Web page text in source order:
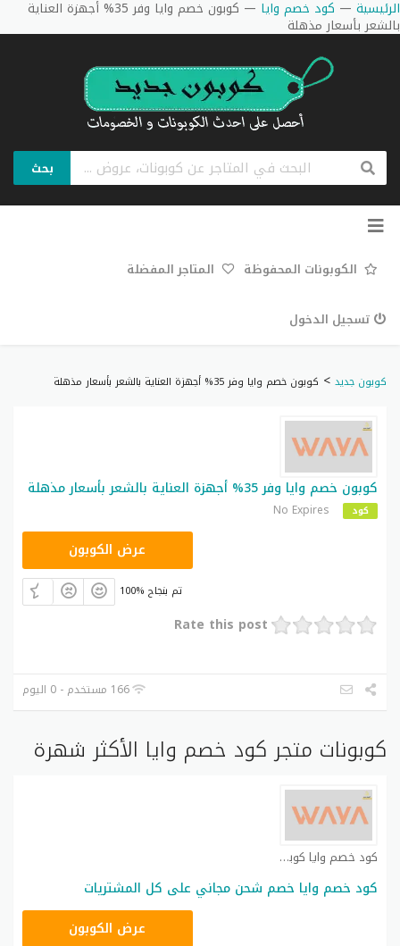
الرئيسية — كود خصم وايا — كوبون خصم وايا وفر 35% أجهزة العناية
بالشعر بأسعار مذهلة
بحث
تخطي
الكوبونات المحفوظة المتاجر المفضلة
تسجيل الدخول
كوبون جديد > كوبون خصم وايا وفر 35% أجهزة العناية بالشعر بأسعار مذهلة
كوبون خصم وايا وفر 35% أجهزة العناية بالشعر بأسعار مذهلة
كود No Expires
WAW6عرض الكوبون
100% تم بنجاح
Rate this post
166 مستخدم - 0 اليوم
كوبونات متجر كود خصم وايا الأكثر شهرة
كود خصم وايا كوبون
كود خصم وايا خصم شحن مجاني على كل المشتريات
WAW6عرض الكوبون